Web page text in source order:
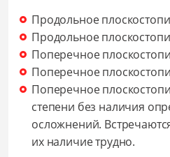
Продольное
Продольное
Поперечное
Поперечное
Поперечное
степени без наличия
осложнений.
их наличие трудно.